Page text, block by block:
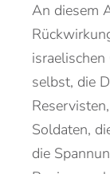
An diesem
selbst, die
Soldaten,
die